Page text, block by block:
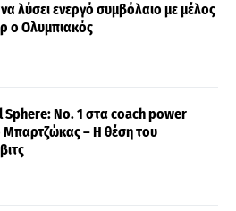
λύσει ενεργό συμβόλαιο με μέλος
ο Ολυμπιακός
No. 1 στα coach power
– Η θέση του